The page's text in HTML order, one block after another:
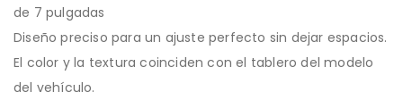
de 7 pulgadas
Diseño preciso para un ajuste perfecto sin dejar espacios.
El color y la textura coinciden con el tablero del modelo
del vehículo.